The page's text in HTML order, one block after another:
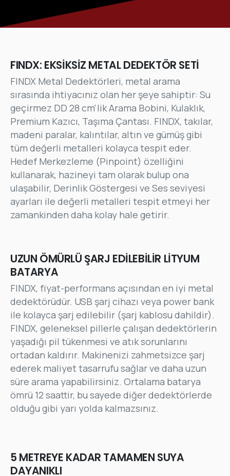
FINDX: EKSİKSİZ METAL DEDEKTÖR SETİ
FINDX Metal Dedektörleri, metal arama
sırasında ihtiyacınız olan her şeye sahiptir: Su
geçirmez DD 28 cm'lik Arama Bobini, Kulaklık,
Premium Kazıcı, Taşıma Çantası. FINDX, takılar,
madeni paralar, kalıntılar, altın ve gümüş gibi
tüm değerli metalleri kolayca tespit eder.
Hedef Merkezleme (Pinpoint) özelliğini
kullanarak, hazineyi tam olarak bulup ona
ulaşabilir, Derinlik Göstergesi ve Ses seviyesi
ayarları ile değerli metalleri tespit etmeyi her
zamankinden daha kolay hale getirir.
UZUN ÖMÜRLÜ ŞARJ EDİLEBİLİR LİTYUM
BATARYA
FINDX, fiyat-performans açısından en iyi metal
dedektörüdür. USB şarj cihazı veya power bank
ile kolayca şarj edilebilir (şarj kablosu dahildir).
FINDX, geleneksel pillerle çalışan dedektörlerin
yaşadığı pil tükenmesi ve atık sorunlarını
ortadan kaldırır. Makinenizi zahmetsizce şarj
ederek maliyet tasarrufu sağlar ve daha uzun
süre arama yapabilirsiniz. Ortalama batarya
ömrü 12 saattir, bu sayede diğer dedektörlerde
olduğu gibi yarı yolda kalmazsınız.
5 METREYE KADAR TAMAMEN SUYA
DAYANIKLI
Aşağıdaki formu kullanarak bizimle